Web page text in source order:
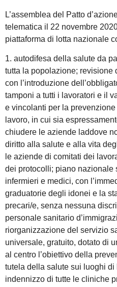
L’assemblea del Patto
telematica il 22 novembre
piattaforma di lotta nazionale
1. autodifesa della salute da
tutta la popolazione; revisione
con l’introduzione
tamponi a tutti i lavoratori e il
e vincolanti per la
lavoro, in cui sia
chiudere le aziende laddove
diritto alla salute e alla vita
le aziende di comitati dei
dei protocolli; piano nazionale
infermieri e medici, con
graduatorie degli idonei e la
precari/e, senza nessuna
personale sanitario
riorganizzazione del servizio
universale, gratuito, dotato di
al centro l’obiettivo della
tutela della salute sui luoghi
indennizzo di tutte le cliniche